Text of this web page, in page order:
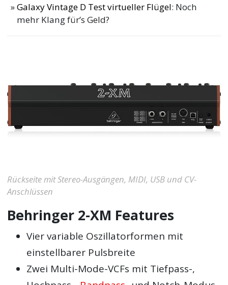
Galaxy Vintage D Test virtueller Flügel: Noch
mehr Klang für’s Geld?
Rückseite mit Stereo-Ausgängen, MIDI, USB und CV-
Anschlüssen
Behringer 2-XM Features
Vier variable Oszillatorformen mit
einstellbarer Pulsbreite
Zwei Multi-Mode-VCFs mit Tiefpass-,